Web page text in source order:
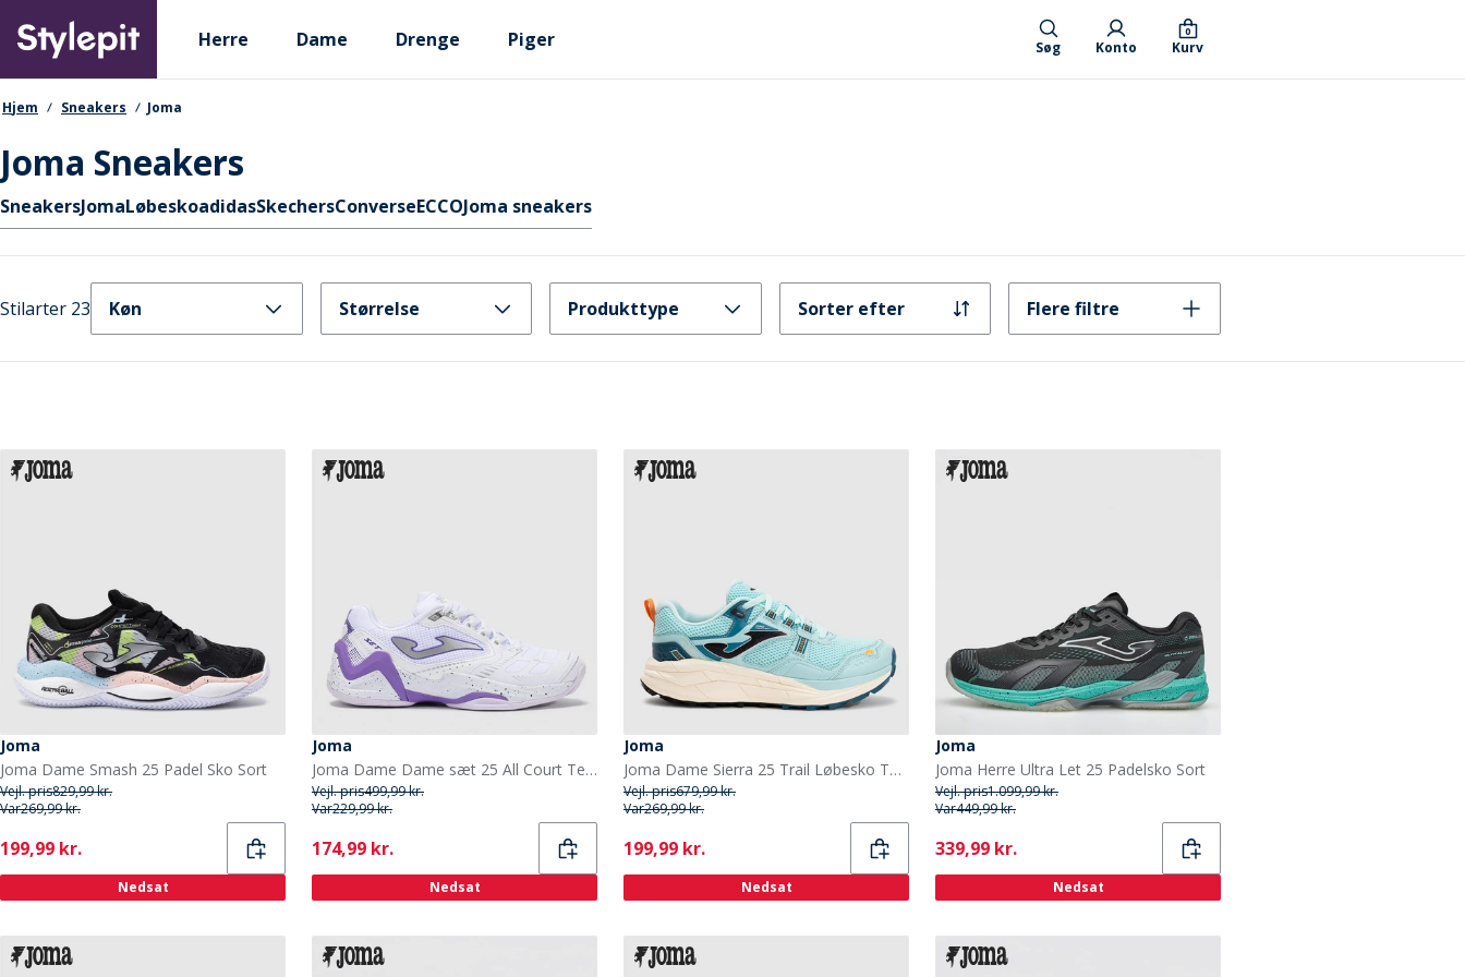
main
content
Primary departments
Herre Dame Drenge Piger Søg Konto Kurv
0
navigationssti
Hjem Sneakers Joma
Joma Sneakers
Hurtige links
SneakersJomaLøbeskoadidasSkechersConverseECCOJoma sneakers
Stilarter 23 Køn Størrelse Produkttype Sorter efter Flere filtre
Joma
Joma Dame Smash 25 Padel Sko Sort
Vejl. pris829,99 kr.
Var269,99 kr.
Current
199,99 kr.
Nedsat
Joma
Joma Dame Dame sæt 25 All Court Tennis sko Hvid
Vejl. pris499,99 kr.
Var229,99 kr.
Current
174,99 kr.
Nedsat
Joma
Joma Dame Sierra 25 Trail Løbesko Turquoise
Vejl. pris679,99 kr.
Var269,99 kr.
Current
199,99 kr.
Nedsat
Joma
Joma Herre Ultra Let 25 Padelsko Sort
Vejl. pris1.099,99 kr.
Var449,99 kr.
Current
339,99 kr.
Nedsat